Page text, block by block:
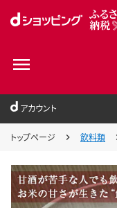
アカウント
トップページ 飲料類